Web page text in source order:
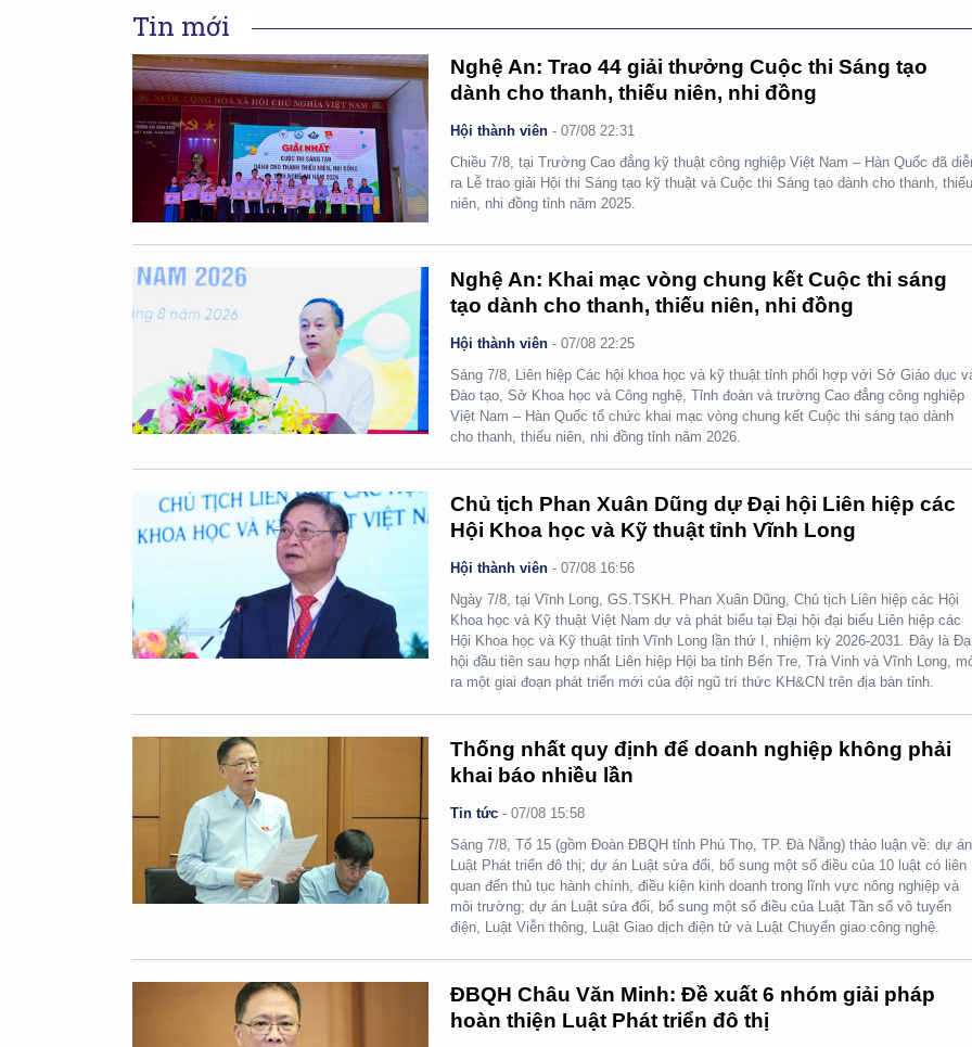
Tin mới
Nghệ An: Trao 44 giải thưởng Cuộc thi Sáng tạo
dành cho thanh, thiếu niên, nhi đồng
Hội thành viên -07/08 22:31
Chiều 7/8, tại Trường Cao đẳng kỹ thuật công nghiệp Việt Nam – Hàn Quốc đã
ra Lễ trao giải Hội thi Sáng tạo kỹ thuật và Cuộc thi Sáng tạo dành cho thanh,
niên, nhi đồng tỉnh năm 2025.
Nghệ An: Khai mạc vòng chung kết Cuộc thi sáng
tạo dành cho thanh, thiếu niên, nhi đồng
Hội thành viên -07/08 22:25
Sáng 7/8, Liên hiệp Các hội khoa học và kỹ thuật tỉnh phối hợp với Sở Giáo dục
Đào tạo, Sở Khoa học và Công nghệ, Tỉnh đoàn và trường Cao đẳng công nghiệp
Việt Nam – Hàn Quốc tổ chức khai mạc vòng chung kết Cuộc thi sáng tạo dành
cho thanh, thiếu niên, nhi đồng tỉnh năm 2026.
Chủ tịch Phan Xuân Dũng dự Đại hội Liên hiệp các
Hội Khoa học và Kỹ thuật tỉnh Vĩnh Long
Hội thành viên -07/08 16:56
Ngày 7/8, tại Vĩnh Long, GS.TSKH. Phan Xuân Dũng, Chủ tịch Liên hiệp các Hội
Khoa học và Kỹ thuật Việt Nam dự và phát biểu tại Đại hội đại biểu Liên hiệp các
Hội Khoa học và Kỹ thuật tỉnh Vĩnh Long lần thứ I, nhiệm kỳ 2026-2031. Đây là
hội đầu tiên sau hợp nhất Liên hiệp Hội ba tỉnh Bến Tre, Trà Vinh và Vĩnh Long,
ra một giai đoạn phát triển mới của đội ngũ trí thức KH&CN trên địa bàn tỉnh.
Thống nhất quy định để doanh nghiệp không phải
khai báo nhiều lần
Tin tức -07/08 15:58
Sáng 7/8, Tổ 15 (gồm Đoàn ĐBQH tỉnh Phú Thọ, TP. Đà Nẵng) thảo luận về: dự án
Luật Phát triển đô thị; dự án Luật sửa đổi, bổ sung một số điều của 10 luật có liên
quan đến thủ tục hành chính, điều kiện kinh doanh trong lĩnh vực nông nghiệp và
môi trường; dự án Luật sửa đổi, bổ sung một số điều của Luật Tần số vô tuyến
điện, Luật Viễn thông, Luật Giao dịch điện tử và Luật Chuyển giao công nghệ.
ĐBQH Châu Văn Minh: Đề xuất 6 nhóm giải pháp
hoàn thiện Luật Phát triển đô thị